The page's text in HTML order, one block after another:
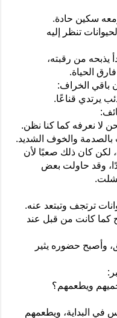
سكين حادة.
تنظر إليه
يذبحه من رقبته،
الحياة.
الخراف:
يرتدي قناعًا.
لا نعرفه كما كنا نظن.
والخوف الشديد.
لكن كان ذلك صعبًا لأن
وقد حاولت بعض
ترتجف وتبتعد عنه.
كما كانت من قبل عند
وأصبح حضوره يثير
ويطعمهم؟
في البداية، ويطعمهم